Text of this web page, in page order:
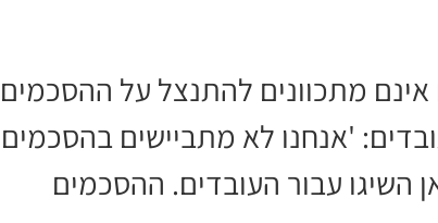
אינם מתכוונים להתנצל על ההסכמים
'אנחנו לא מתביישים בהסכמים
השיגו עבור העובדים. ההסכמים